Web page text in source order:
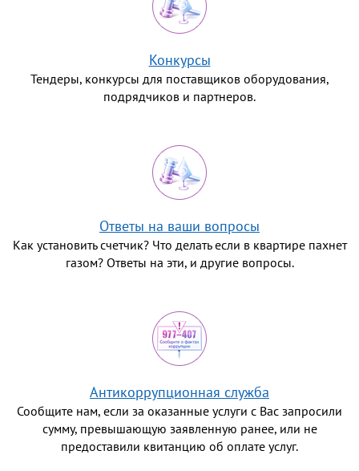
Конкурсы
Тендеры, конкурсы для поставщиков оборудования,
подрядчиков и партнеров.
Ответы на ваши вопросы
Как установить счетчик? Что делать если в квартире пахнет
газом? Ответы на эти, и другие вопросы.
Антикоррупционная служба
Сообщите нам, если за оказанные услуги с Вас запросили
сумму, превышающую заявленную ранее, или не
предоставили квитанцию об оплате услуг.